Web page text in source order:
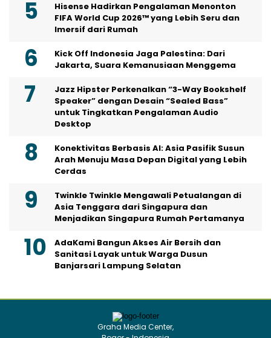
Hisense Hadirkan Pengalaman Menonton
FIFA World Cup 2026™ yang Lebih Seru dan
Imersif dari Rumah
Kick Off Indonesia Jaga Palestina: Dari
Jakarta, Suara Kemanusiaan Menggema
Jazz Hipster Perkenalkan “3-Way Bookshelf
Speaker” dengan Desain “Sealed Bass”
untuk Tingkatkan Pengalaman Audio
Desktop
Konektivitas Berbasis AI: Asia Pasifik Susun
Arah Menuju Masa Depan Digital yang Lebih
Cerdas
Twinkle Twinkle Mengawali Petualangan di
Asia Tenggara dari Singapura dan
Menjadikan Singapura Rumah Pertamanya
AdaKami Bangun Akses Air Bersih dan
Sanitasi Layak untuk Warga Dusun
Banjarsari Lampung Selatan
Graha Media Center,